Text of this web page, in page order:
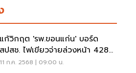
แก้วิกฤต 'รพ.ขอนแก่น' บอร์ด
สปสช. ไฟเขียวจ่ายล่วงหน้า 428
ล้านบาท
11 ก.ค. 2568 | 09:00 น.